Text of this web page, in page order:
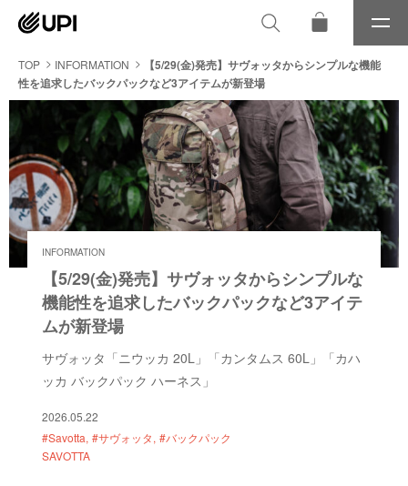
メ
ニ
ュ
TOP INFORMATION
【5/29(金)発売】サヴォッタからシンプルな機能
性を追求したバックパックなど3アイテムが新登場
INFORMATION
【5/29(金)発売】サヴォッタからシンプルな
機能性を追求したバックパックなど3アイテ
ムが新登場
サヴォッタ「ニウッカ 20L」「カンタムス 60L」「カハ
ッカ バックパック ハーネス」
2026.05.22
#Savotta #サヴォッタ #バックパック
SAVOTTA